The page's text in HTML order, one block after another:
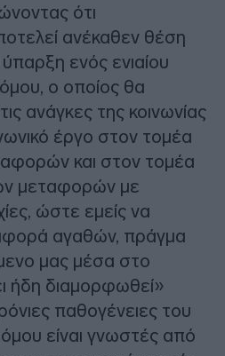
ότι
ανέκαθεν θέση
ενός ενιαίου
ο οποίος θα
ανάγκες της κοινωνίας
έργο στον τομέα
και στον τομέα
μεταφορών με
ώστε εμείς να
αγαθών, πράγμα
μας μέσα στο
ήδη διαμορφωθεί»
παθογένειες του
είναι γνωστές από